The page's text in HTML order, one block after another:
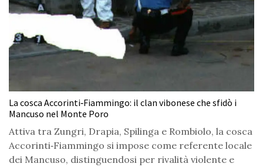
La cosca Accorinti‑Fiammingo: il clan vibonese che sfidò i
Mancuso nel Monte Poro
Attiva tra Zungri, Drapia, Spilinga e Rombiolo, la cosca
Accorinti‑Fiammingo si impose come referente locale
dei Mancuso, distinguendosi per rivalità violente e